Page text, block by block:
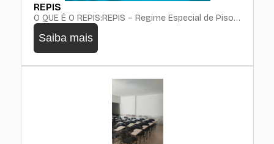
REPIS
O QUE É O REPIS:REPIS – Regime Especial de Piso…
Saiba mais